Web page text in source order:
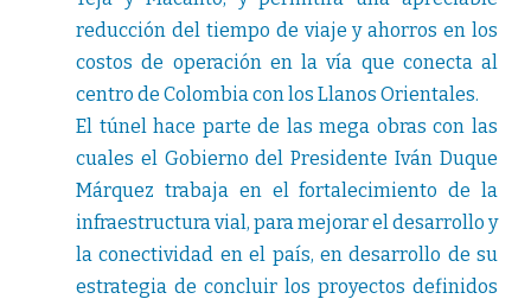
reducción del tiempo de viaje y ahorros en los
costos de operación en la vía que conecta al
centro de Colombia con los Llanos Orientales.
El túnel hace parte de las mega obras con las
cuales el Gobierno del Presidente Iván Duque
Márquez trabaja en el fortalecimiento de la
infraestructura vial, para mejorar el desarrollo y
la conectividad en el país, en desarrollo de su
estrategia de concluir los proyectos definidos